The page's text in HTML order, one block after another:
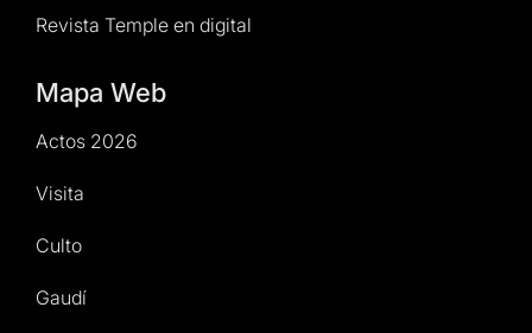
Revista Temple en digital
Mapa Web
Actos 2026
Visita
Culto
Gaudí